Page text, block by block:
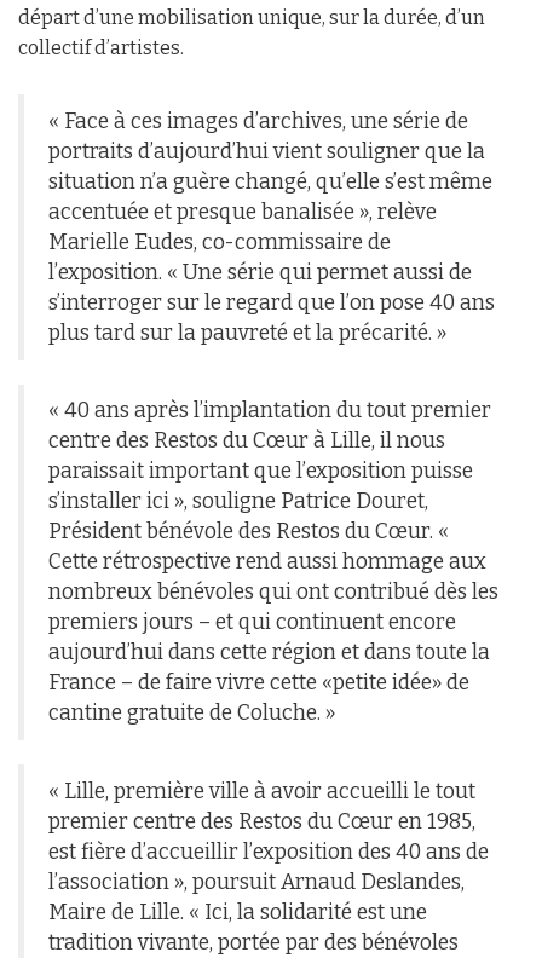
départ d’une mobilisation unique, sur la durée, d’un
collectif d’artistes.
« Face à ces images d’archives, une série de
portraits d’aujourd’hui vient souligner que la
situation n’a guère changé, qu’elle s’est même
accentuée et presque banalisée », relève
Marielle Eudes, co-commissaire de
l’exposition. « Une série qui permet aussi de
s’interroger sur le regard que l’on pose 40 ans
plus tard sur la pauvreté et la précarité. »
« 40 ans après l’implantation du tout premier
centre des Restos du Cœur à Lille, il nous
paraissait important que l’exposition puisse
s’installer ici », souligne Patrice Douret,
Président bénévole des Restos du Cœur. «
Cette rétrospective rend aussi hommage aux
nombreux bénévoles qui ont contribué dès les
premiers jours – et qui continuent encore
aujourd’hui dans cette région et dans toute la
France – de faire vivre cette «petite idée» de
cantine gratuite de Coluche. »
« Lille, première ville à avoir accueilli le tout
premier centre des Restos du Cœur en 1985,
est fière d’accueillir l’exposition des 40 ans de
l’association », poursuit Arnaud Deslandes,
Maire de Lille. « Ici, la solidarité est une
tradition vivante, portée par des bénévoles